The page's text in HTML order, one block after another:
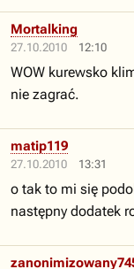
27.10.2010 12:10
Mortalking
WOW kurewsko
nie zagrać.
27.10.2010 13:31
matip119
o tak to mi się
następny dodatek